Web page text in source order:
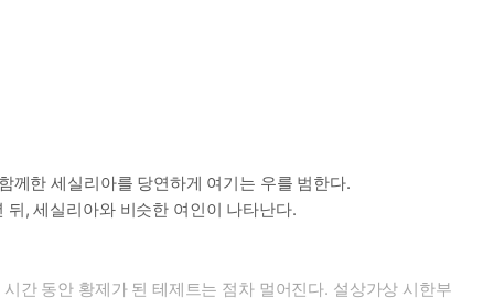
께한 세실리아를 당연하게 여기는 우를 범한다.
, 세실리아와 비슷한 여인이 나타난다.
간 동안 황제가 된 테제트는 점차 멀어진다. 설상가상 시한부